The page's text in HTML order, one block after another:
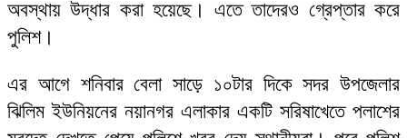
অবস্থায় উদ্ধার করা হয়েছে। এতে তাদেরও গ্রেপ্তার করে
পুলিশ।
এর আগে শনিবার বেলা সাড়ে ১০টার দিকে সদর উপজেলার
ঝিলিম ইউনিয়নের নয়ানগর এলাকার একটি সরিষাখেতে পলাশের